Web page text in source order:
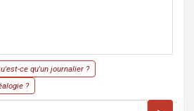
ce qu'un journalier ?
?